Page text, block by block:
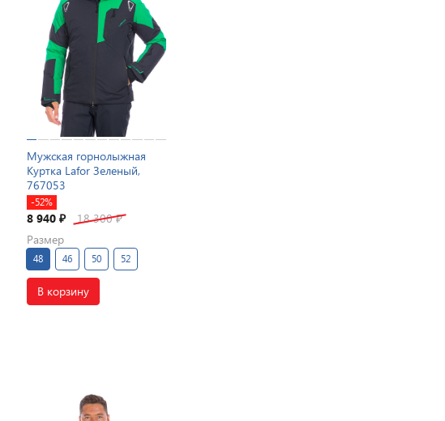
Мужская горнолыжная
Куртка Lafor Зеленый,
767053
-52%
8 940 ₽ 18 300₽
Размер
48 46 50 52
В корзину